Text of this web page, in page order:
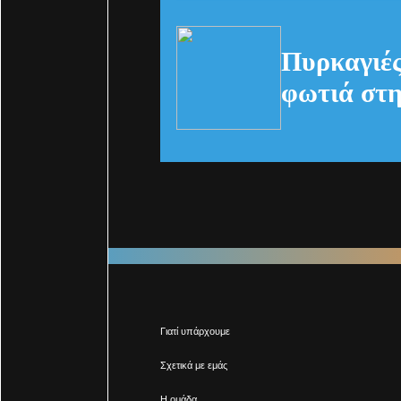
φωτιά
Γιατί υπάρχουμε
Σχετικά με εμάς